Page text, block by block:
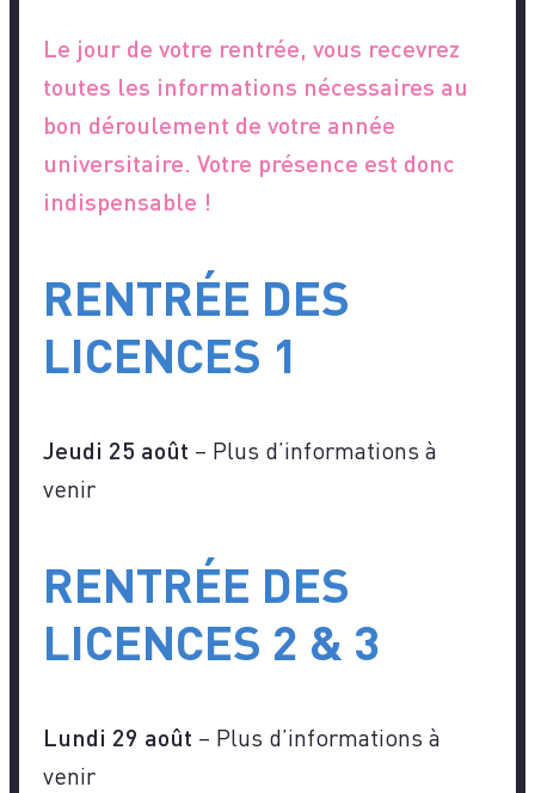
Le jour de votre rentrée, vous recevrez
toutes les informations nécessaires au
bon déroulement de votre année
universitaire. Votre présence est donc
indispensable !
RENTRÉE DES
LICENCES 1
Jeudi 25 août – Plus d’informations à
venir
RENTRÉE DES
LICENCES 2 & 3
Lundi 29 août – Plus d’informations à
venir